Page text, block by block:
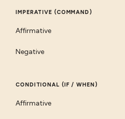
IMPERATIVE (COMMAND)
Affirmative
Negative
CONDITIONAL (IF / WHEN)
Affirmative